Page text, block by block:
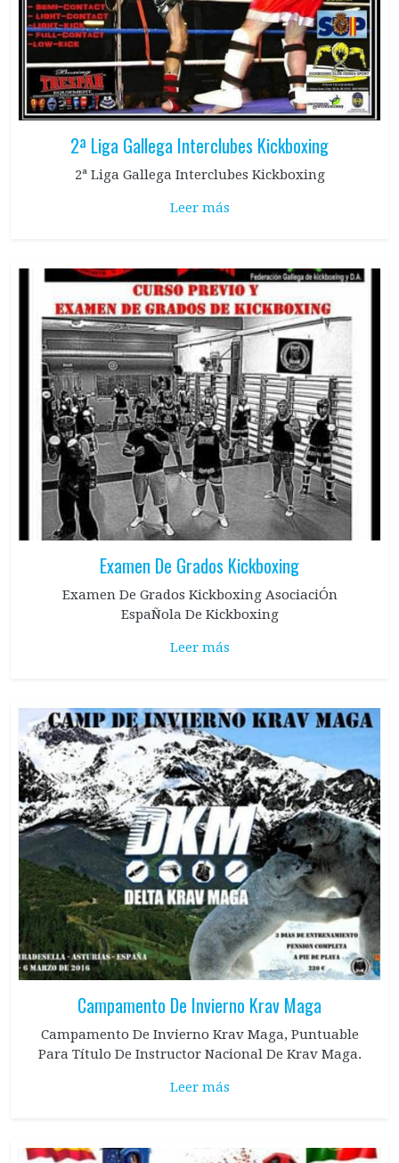
2ª Liga Gallega Interclubes Kickboxing
2ª Liga Gallega Interclubes Kickboxing
Leer más
Examen De Grados Kickboxing
Examen De Grados Kickboxing AsociaciÓn
EspaÑola De Kickboxing
Leer más
Campamento De Invierno Krav Maga
Campamento De Invierno Krav Maga, Puntuable
Para Título De Instructor Nacional De Krav Maga.
Leer más